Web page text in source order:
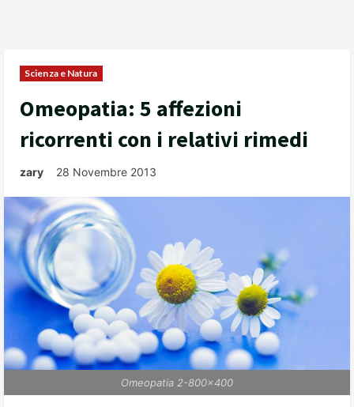
Scienza e Natura
Omeopatia: 5 affezioni
ricorrenti con i relativi rimedi
zary 28 Novembre 2013
Omeopatia 2-800x400